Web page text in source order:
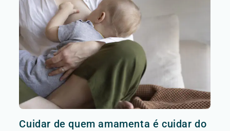
Cuidar de quem amamenta é cuidar do